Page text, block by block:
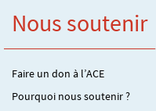
Nous soutenir
Faire un don à l’ACE
Pourquoi nous soutenir ?